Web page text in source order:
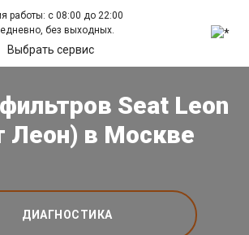
работы: с 08:00 до 22:00
без выходных.
Выбрать сервис
Seat Leon
Леон) в Москве
ДИАГНОСТИКА